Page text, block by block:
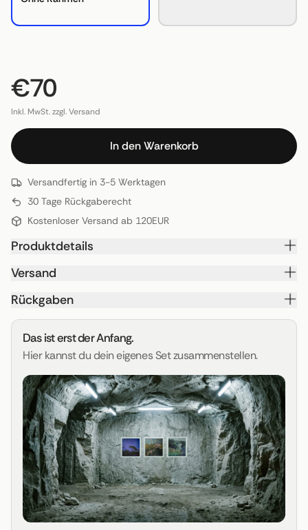
€70
Inkl. MwSt. zzgl. Versand
In den Warenkorb
Versandfertig in 3-5 Werktagen
30 Tage Rückgaberecht
Kostenloser Versand ab 120EUR
Produktdetails
Versand
Rückgaben
Das ist erst der Anfang.
Hier kannst du dein eigenes Set zusammenstellen.